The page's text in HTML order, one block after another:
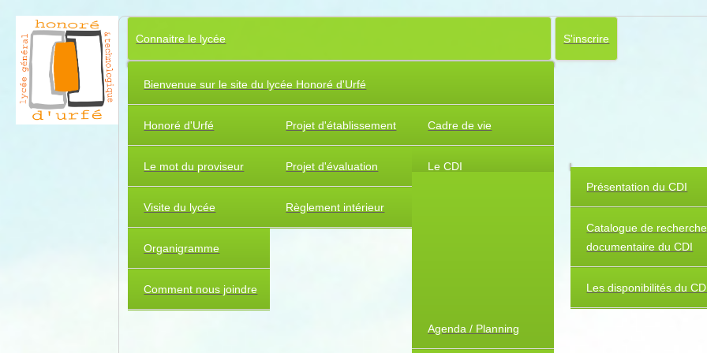
Connaitre le lycée
Bienvenue sur le site du lycée Honoré d'Urfé
Honoré d'Urfé
Le mot du proviseur
Visite du lycée
Organigramme
Comment nous joindre
Projet d'établissement
Projet d'évaluation
Règlement intérieur
Cadre de vie
Le CDI
Présentation du CDI
Catalogue de recherche
documentaire du CDI
Les disponibilités du
Agenda / Planning
S'inscrire